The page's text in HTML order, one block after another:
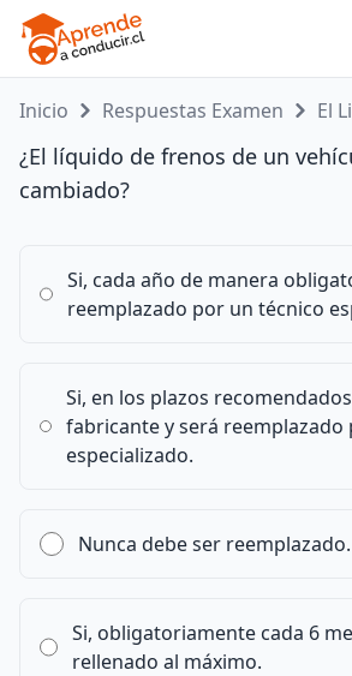
Inicio Respuestas Examen El
¿El líquido de frenos de un
cambiado?
Si, cada año de manera
reemplazado por un técnico
Si, en los plazos
fabricante y será reemplazado
especializado.
Nunca debe ser reemplazado.
Si, obligatoriamente cada 6
rellenado al máximo.